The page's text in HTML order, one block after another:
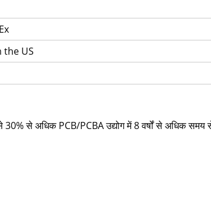
the US
से अधिक PCB/PCBA उद्योग में 8 वर्षों से अधिक समय